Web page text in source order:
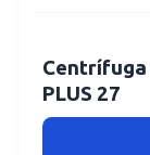
PLUS 27